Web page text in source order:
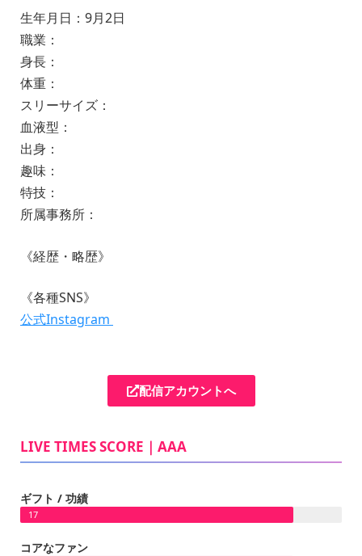
生年月日：9月2日
職業：
身長：
体重：
スリーサイズ：
血液型：
出身：
趣味：
特技：
所属事務所：
《経歴・略歴》
《各種SNS》
公式Instagram
配信アカウントへ
LIVE TIMES SCORE｜AAA
ギフト / 功績
17
コアなファン